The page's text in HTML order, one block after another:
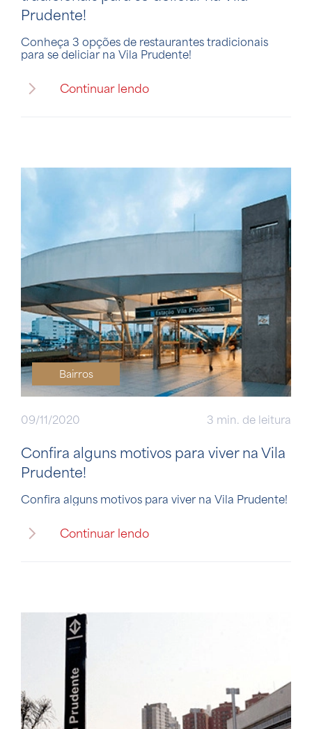
Prudente!
Conheça 3 opções de restaurantes tradicionais
para se deliciar na Vila Prudente!
Continuar lendo
Bairros
09/11/2020 3 min. de leitura
Confira alguns motivos para viver na Vila
Prudente!
Confira alguns motivos para viver na Vila Prudente!
Continuar lendo